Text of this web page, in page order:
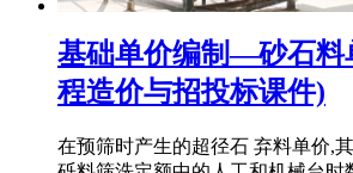
基础单价编制—砂石料
程造价与招投标课件)
在预筛时产生的超径石 弃料单价,